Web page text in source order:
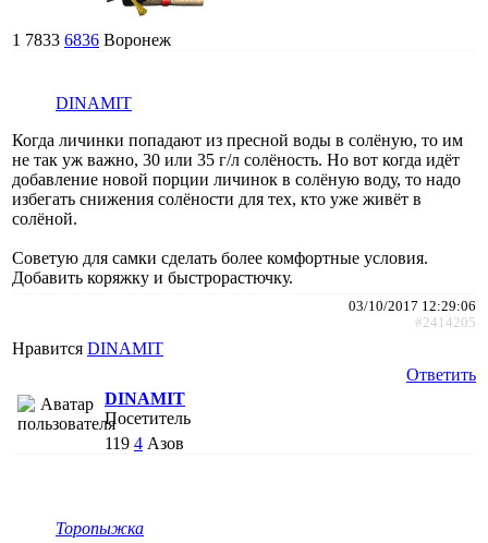
1 7833 6836 Воронеж
DINAMIT
Когда личинки попадают из пресной воды в солёную, то им
не так уж важно, 30 или 35 г/л солёность. Но вот когда идёт
добавление новой порции личинок в солёную воду, то надо
избегать снижения солёности для тех, кто уже живёт в
солёной.
Советую для самки сделать более комфортные условия.
Добавить коряжку и быстрорастючку.
03/10/2017 12:29:06
#2414205
Нравится DINAMIT
Ответить
DINAMIT
Посетитель
119 4 Азов
Торопыжка